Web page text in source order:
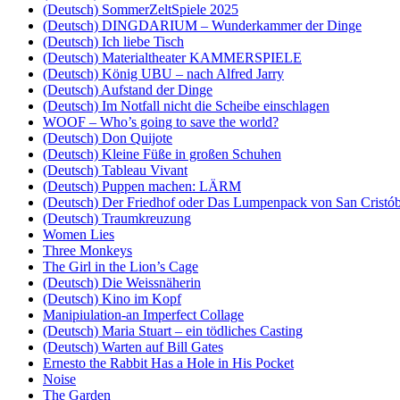
(Deutsch) SommerZeltSpiele 2025
(Deutsch) DINGDARIUM – Wunderkammer der Dinge
(Deutsch) Ich liebe Tisch
(Deutsch) Materialtheater KAMMERSPIELE
(Deutsch) König UBU – nach Alfred Jarry
(Deutsch) Aufstand der Dinge
(Deutsch) Im Notfall nicht die Scheibe einschlagen
WOOF – Who’s going to save the world?
(Deutsch) Don Quijote
(Deutsch) Kleine Füße in großen Schuhen
(Deutsch) Tableau Vivant
(Deutsch) Puppen machen: LÄRM
(Deutsch) Der Friedhof oder Das Lumpenpack von San
(Deutsch) Traumkreuzung
Women Lies
Three Monkeys
The Girl in the Lion’s Cage
(Deutsch) Die Weissnäherin
(Deutsch) Kino im Kopf
Manipiulation-an Imperfect Collage
(Deutsch) Maria Stuart – ein tödliches Casting
(Deutsch) Warten auf Bill Gates
Ernesto the Rabbit Has a Hole in His Pocket
Noise
The Garden